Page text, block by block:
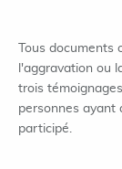
Tous
l'aggravation ou
trois
personnes ayant
participé.